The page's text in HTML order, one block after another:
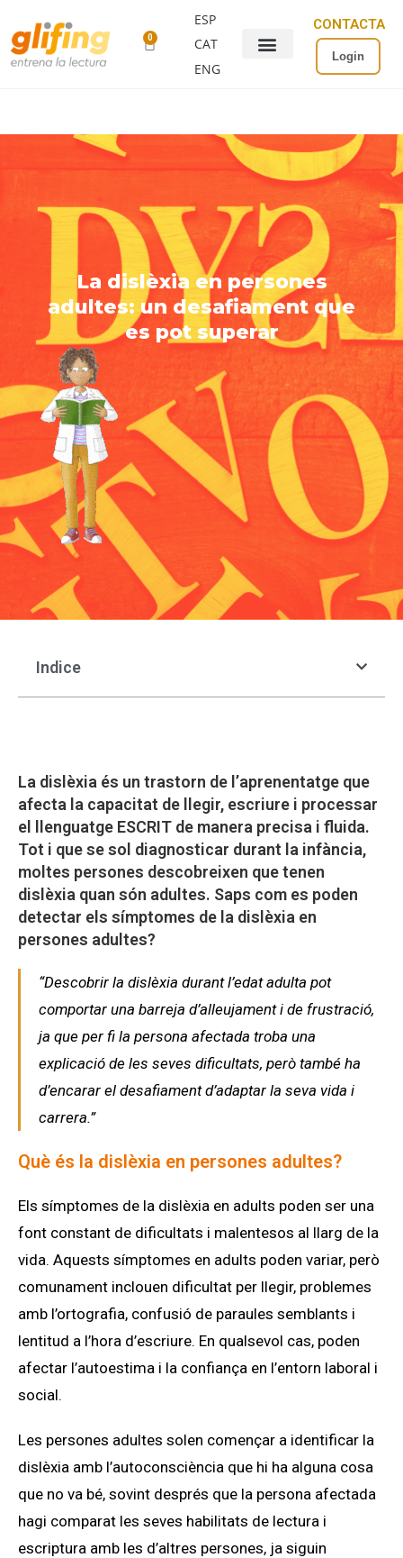
0
ESP
CAT
ENG
CONTACTA
Login
La dislèxia en persones
adultes: un desafiament que
es pot superar
Indice
La dislèxia és un trastorn de l’aprenentatge que
afecta la capacitat de llegir, escriure i processar
el llenguatge ESCRIT de manera precisa i fluida.
Tot i que se sol diagnosticar durant la infància,
moltes persones descobreixen que tenen
dislèxia quan són adultes. Saps com es poden
detectar els símptomes de la dislèxia en
persones adultes?
“Descobrir la dislèxia durant l’edat adulta pot
comportar una barreja d’alleujament i de frustració,
ja que per fi la persona afectada troba una
explicació de les seves dificultats, però també ha
d’encarar el desafiament d’adaptar la seva vida i
carrera.”
Què és la dislèxia en persones adultes?
Els símptomes de la dislèxia en adults poden ser una
font constant de dificultats i malentesos al llarg de la
vida. Aquests símptomes en adults poden variar, però
comunament inclouen dificultat per llegir, problemes
amb l’ortografia, confusió de paraules semblants i
lentitud a l’hora d’escriure. En qualsevol cas, poden
afectar l’autoestima i la confiança en l’entorn laboral i
social.
Les persones adultes solen començar a identificar la
dislèxia amb l’autoconsciència que hi ha alguna cosa
que no va bé, sovint després que la persona afectada
hagi comparat les seves habilitats de lectura i
escriptura amb les d’altres persones, ja siguin